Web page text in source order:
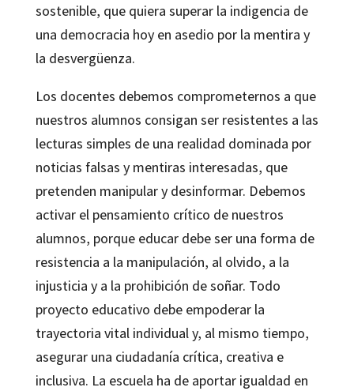
sostenible, que quiera superar la indigencia de
una democracia hoy en asedio por la mentira y
la desvergüenza.
Los docentes debemos comprometernos a que
nuestros alumnos consigan ser resistentes a las
lecturas simples de una realidad dominada por
noticias falsas y mentiras interesadas, que
pretenden manipular y desinformar. Debemos
activar el pensamiento crítico de nuestros
alumnos, porque educar debe ser una forma de
resistencia a la manipulación, al olvido, a la
injusticia y a la prohibición de soñar. Todo
proyecto educativo debe empoderar la
trayectoria vital individual y, al mismo tiempo,
asegurar una ciudadanía crítica, creativa e
inclusiva. La escuela ha de aportar igualdad en